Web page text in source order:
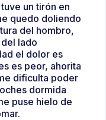
un tirón en
quedo doliendo
del hombro,
lado
el dolor es
es peor, ahorita
dificulta poder
dormida
puse hielo de